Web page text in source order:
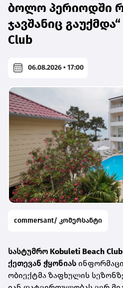
ბოლო პერიოდში
ჯავშანიც
Club
06.08.2026 • 17:00
commersant/ კომერსანტი
სასტუმრო Kobuleti Beach Club
ქეთევან ჭყონიას
ობიექტმა ზაფხულის